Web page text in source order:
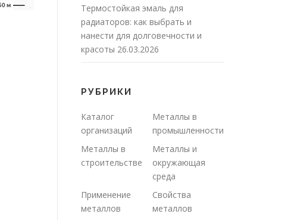
Термостойкая эмаль для
радиаторов: как выбрать и
нанести для долговечности и
красоты 26.03.2026
РУБРИКИ
Каталог
организаций
Металлы в
промышленности
Металлы в
строительстве
Металлы и
окружающая
среда
Применение
металлов
Свойства
металлов